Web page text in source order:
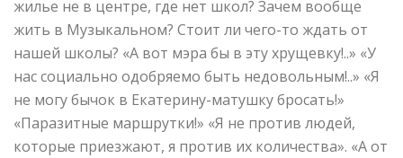
жилье не в центре, где нет школ? Зачем вообще
жить в Музыкальном? Стоит ли чего-то ждать от
нашей школы? «А вот мэра бы в эту хрущевку!..» «У
нас социально одобряемо быть недовольным!..» «Я
не могу бычок в Екатерину-матушку бросать!»
«Паразитные маршрутки!» «Я не против людей,
которые приезжают, я против их количества». «А от